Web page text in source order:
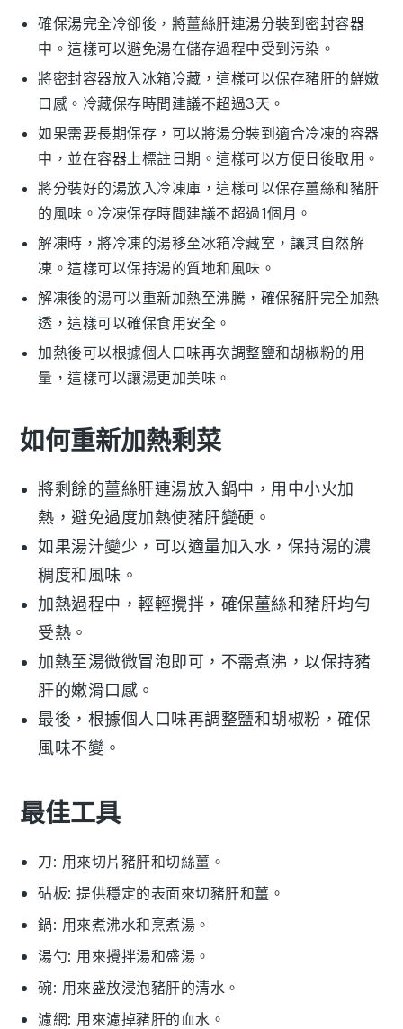
確保湯完全冷卻後，將薑絲肝連湯分裝到密封容器
中。這樣可以避免湯在儲存過程中受到污染。
將密封容器放入冰箱冷藏，這樣可以保存豬肝的鮮嫩
口感。冷藏保存時間建議不超過3天。
如果需要長期保存，可以將湯分裝到適合冷凍的容器
中，並在容器上標註日期。這樣可以方便日後取用。
將分裝好的湯放入冷凍庫，這樣可以保存薑絲和豬肝
的風味。冷凍保存時間建議不超過1個月。
解凍時，將冷凍的湯移至冰箱冷藏室，讓其自然解
凍。這樣可以保持湯的質地和風味。
解凍後的湯可以重新加熱至沸騰，確保豬肝完全加熱
透，這樣可以確保食用安全。
加熱後可以根據個人口味再次調整鹽和胡椒粉的用
量，這樣可以讓湯更加美味。
如何重新加熱剩菜
將剩餘的薑絲肝連湯放入鍋中，用中小火加
熱，避免過度加熱使豬肝變硬。
如果湯汁變少，可以適量加入 水 ，保持湯的濃
稠度和風味。
加熱過程中，輕輕攪拌，確保薑絲和豬肝均勻
受熱。
加熱至湯微微冒泡即可，不需煮沸，以保持豬
肝的嫩滑口感。
最後，根據個人口味再調整鹽和胡椒粉 ，確保
風味不變。
最佳工具
刀: 用來切片豬肝和切絲薑。
砧板: 提供穩定的表面來切豬肝和薑。
鍋: 用來煮沸水和烹煮湯。
湯勺: 用來攪拌湯和盛湯。
碗: 用來盛放浸泡豬肝的清水。
濾網: 用來濾掉豬肝的血水。